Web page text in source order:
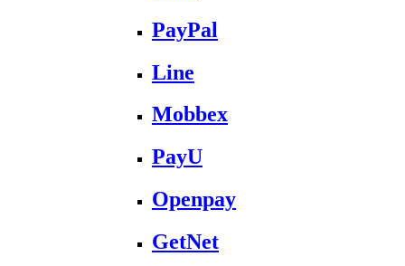
PayPal
Line
Mobbex
PayU
Openpay
GetNet